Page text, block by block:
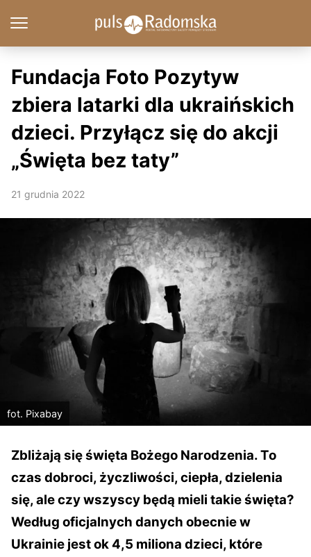
Fundacja Foto Pozytyw
zbiera latarki dla ukraińskich
dzieci. Przyłącz się do akcji
„Święta bez taty”
21 grudnia 2022
fot. Pixabay
Zbliżają się święta Bożego Narodzenia. To
czas dobroci, życzliwości, ciepła, dzielenia
się, ale czy wszyscy będą mieli takie święta?
Według oficjalnych danych obecnie w
Ukrainie jest ok 4,5 miliona dzieci, które